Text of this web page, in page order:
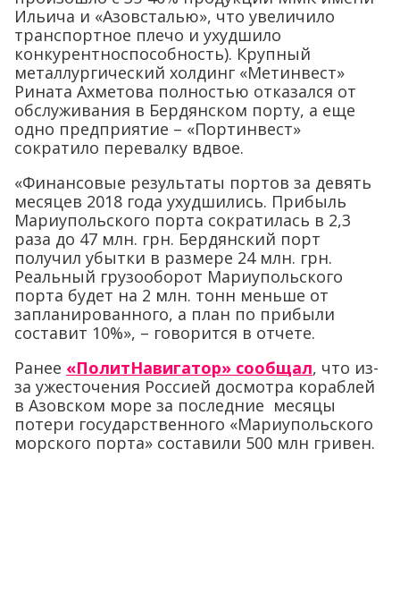
Ильича и «Азовсталью», что увеличило
транспортное плечо и ухудшило
конкурентноспособность). Крупный
металлургический холдинг «Метинвест»
Рината Ахметова полностью отказался от
обслуживания в Бердянском порту, а еще
одно предприятие – «Портинвест»
сократило перевалку вдвое.
«Финансовые результаты портов за девять
месяцев 2018 года ухудшились. Прибыль
Мариупольского порта сократилась в 2,3
раза до 47 млн. грн. Бердянский порт
получил убытки в размере 24 млн. грн.
Реальный грузооборот Мариупольского
порта будет на 2 млн. тонн меньше от
запланированного, а план по прибыли
составит 10%», – говорится в отчете.
Ранее «ПолитНавигатор» сообщал, что из-
за ужесточения Россией досмотра кораблей
в Азовском море за последние месяцы
потери государственного «Мариупольского
морского порта» составили 500 млн гривен.